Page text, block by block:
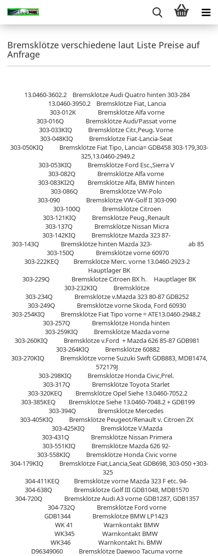
Bremsklötze verschiedene laut Liste Preise auf
Anfrage
13.0460-3602.2 Bremsklötze Audi Quatro hinten 303-284
13.0460-3950.2 Bremsklötze Fiat, Lancia
303-012K Bremsklötze Alfa vorne
303-016Q Bremsklötze Audi/Passat vorne
303-033KIQ Bremsklötze Citr.,Peug. Vorne
303-048KIQ Bremsklotze Fiat-Lancia-Seat
303-050KIQ Bremsklötze Fiat Tipo, Lancia= GDB458 303-179,303-
325,13.0460-2949.2
303-053KIQ Bremsklötze Ford Esc.,Sierra V
303-082Q Bremsklötze Alfa vorne
303-083KI2Q Bremsklötze Alfa, BMW hinten
303-086Q Bremsklötze VW-Polo
303-090 Bremsklötze VW-Golf II 303-090
303-100Q Bremsklötze Citroen
303-121KIQ Bremsklötze Peug.,Renault
303-137Q Bremsklötze Nissan Micra
303-142KIQ Bremsklötze Mazda 323 87-
303-143Q Bremsklötze hinten Mazda 323- ab 85
303-150Q Bremsklötze vorne 60970
303-222KEQ Bremsklötze Merc. vorne 13.0460-2923-2
Hauptlager BK
303-229Q Bremsklotze Citroen BX h. Hauptlager BK
303-232KIQ Bremsklötze
303-234Q Bremsklötze v.Mazda 323 80-87 GDB252
303-249Q Bremsklötze vorne Skoda, Ford 60930
303-254KIQ Bremsklötze Fiat Tipo vorne = ATE13.0460-2948.2
303-257Q Bremsklötze Honda hinten
303-259KIQ Bremsklötze Mazda vorne
303-260KIQ Bremsklötze v.Ford + Mazda 626 85-87 GDB981
303-264KIQ Bremsklötze 60882
303-270KIQ Bremsklötze vorne Suzuki Swift GDB883, MDB1474,
572179J
303-298KIQ Bremsklötze Honda Civic,Prel.
303-317Q Bremsklötze Toyota Starlet
303-320KEQ Bremsklötze Opel Siehe 13.0460-7052.2
303-385KEQ Bremsklötze Siehe 13.0460-7048.2 + GDB199
303-394Q Bremsklötze Mercedes
303-405KIQ Bremsklötze Peugeot/Renault v. Citroen ZX
303-425KIQ Bremsklötze V.Mazda
303-431Q Bremsklötze Nissan Primera
303-551KIQ Bremsklötze Mazda 626 92-
303-558KIQ Bremsklötze Honda Civic vorne
304-179KIQ Bremsklötze Fiat,Lancia,Seat GDB698, 303-050 +303-
325
304-411KEQ Bremsklötze vorne Mazda 323 F etc. 94-
304-638Q Bremsklötze Golf III GDB1048, MDB1570
304-720Q Bremsklötze Audi A3 vorne GDB1287, GDB1357
304-732Q Bremsklötze Ford vorne
GDB1344 Bremsklötze BMW LP1423
WK 41 Warnkontakt BMW
WK345 Warnkontakt BMW
WK346 Warnkontakt hi. BMW
D96349060 Bremsklötze Daewoo Tacuma vorne